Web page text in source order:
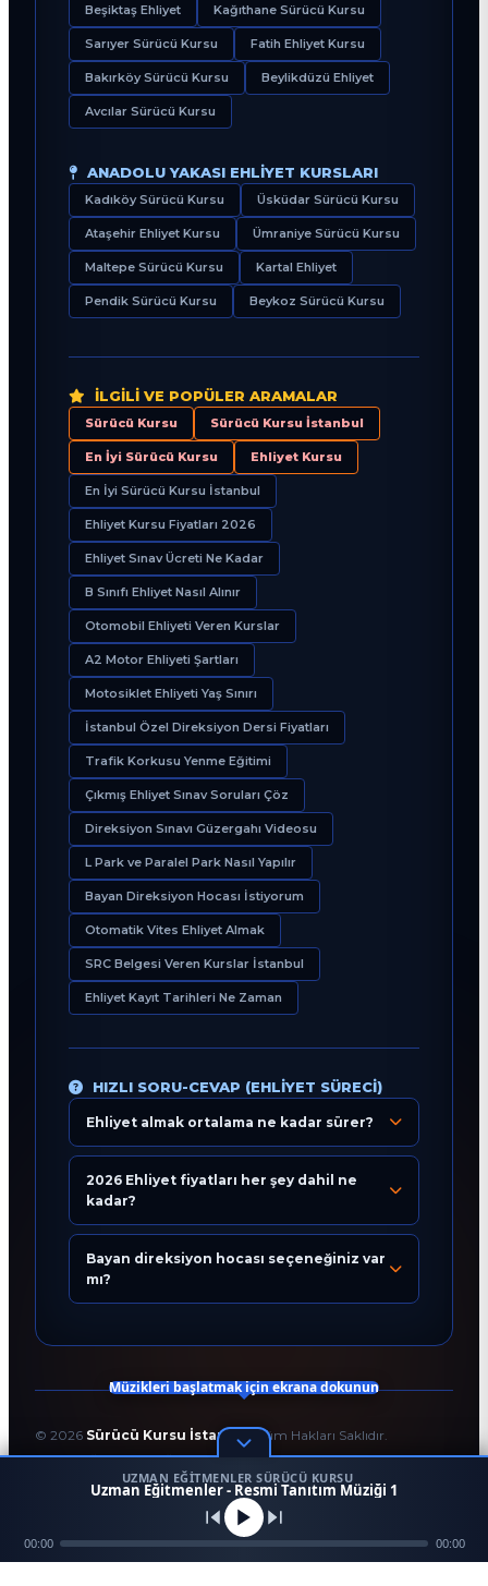
Beşiktaş Ehliyet Kağıthane Sürücü Kursu
Sarıyer Sürücü Kursu Fatih Ehliyet Kursu
Bakırköy Sürücü Kursu Beylikdüzü Ehliyet
Avcılar Sürücü Kursu
ANADOLU YAKASI EHLIYET KURSLARI
Kadıköy Sürücü Kursu Üsküdar Sürücü Kursu
Ataşehir Ehliyet Kursu Ümraniye Sürücü Kursu
Maltepe Sürücü Kursu Kartal Ehliyet
Pendik Sürücü Kursu Beykoz Sürücü Kursu
İLGILI VE POPÜLER ARAMALAR
Sürücü Kursu Sürücü Kursu İstanbul
En İyi Sürücü Kursu Ehliyet Kursu
En İyi Sürücü Kursu İstanbul
Ehliyet Kursu Fiyatları 2026
Ehliyet Sınav Ücreti Ne Kadar
B Sınıfı Ehliyet Nasıl Alınır
Otomobil Ehliyeti Veren Kurslar
A2 Motor Ehliyeti Şartları
Motosiklet Ehliyeti Yaş Sınırı
İstanbul Özel Direksiyon Dersi Fiyatları
Trafik Korkusu Yenme Eğitimi
Çıkmış Ehliyet Sınav Soruları Çöz
Direksiyon Sınavı Güzergahı Videosu
L Park ve Paralel Park Nasıl Yapılır
Bayan Direksiyon Hocası İstiyorum
Otomatik Vites Ehliyet Almak
SRC Belgesi Veren Kurslar İstanbul
Ehliyet Kayıt Tarihleri Ne Zaman
HIZLI SORU-CEVAP (EHLIYET SÜRECI)
Ehliyet almak ortalama ne kadar sürer?
2026 Ehliyet fiyatları her şey dahil ne
kadar?
Bayan direksiyon hocası seçeneğiniz var
mı?
© 2026 Sürücü Kursu İstanbul. Tüm Hakları Saklıdır.
T.C. Milli Eğitim Bakanlığı Onaylı Resmi Eğitim Kurumudur.
Kodlama ve Tasarım:Enver Çağlar
Eğitim Danışmanı
Bugün 14:19
Ara
1
Konum Mezun
Müzikleri başlatmak için ekrana dokunun
UZMAN EĞITMENLER SÜRÜCÜ KURSU
Uzman Eğitmenler - Resmi Tanıtım Müziği 1
00:00 00:00